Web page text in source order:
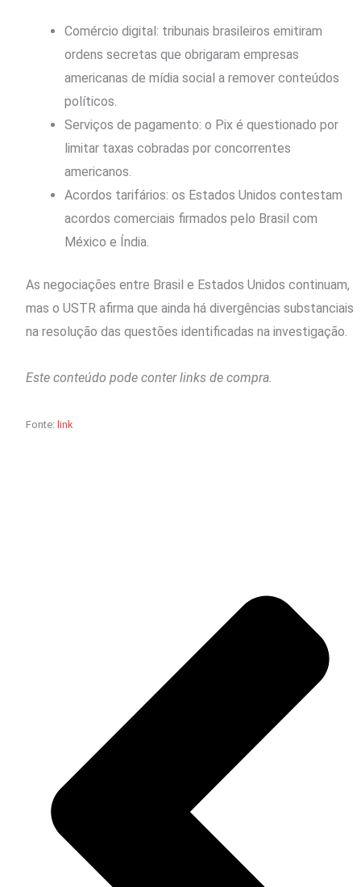
Comércio digital: tribunais brasileiros emitiram
ordens secretas que obrigaram empresas
americanas de mídia social a remover conteúdos
políticos.
Serviços de pagamento: o Pix é questionado por
limitar taxas cobradas por concorrentes
americanos.
Acordos tarifários: os Estados Unidos contestam
acordos comerciais firmados pelo Brasil com
México e Índia.
As negociações entre Brasil e Estados Unidos continuam,
mas o USTR afirma que ainda há divergências substanciais
na resolução das questões identificadas na investigação.
Este conteúdo pode conter links de compra.
Fonte: link